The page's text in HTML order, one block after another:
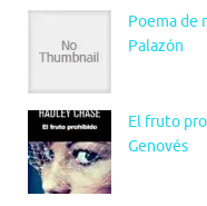
Poema de
Palazón
El fruto
Genovés